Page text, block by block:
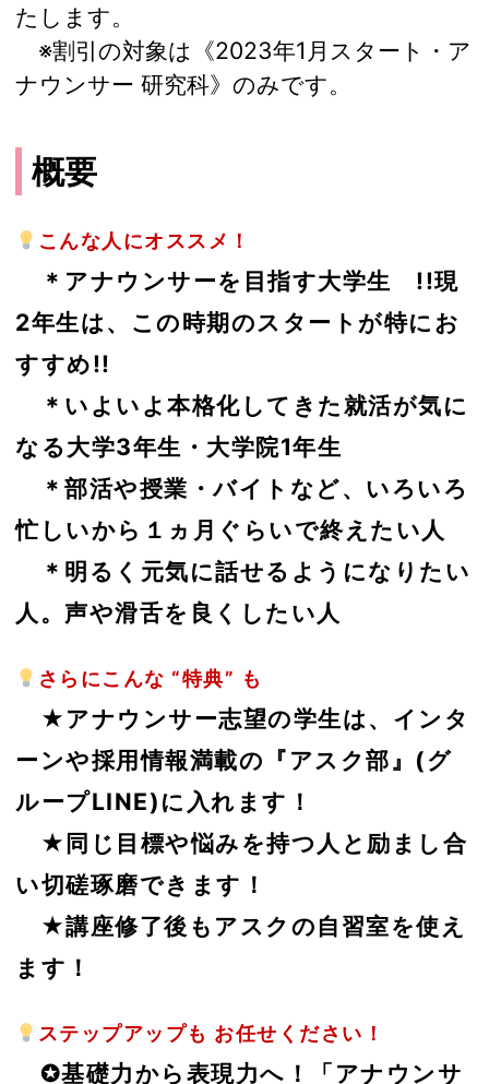
たします。
※割引の対象は《2023年1月スタート・ア
ナウンサー 研究科》のみです。
概要
こんな人にオススメ！
＊アナウンサーを目指す大学生 !!現
2年生は、この時期のスタートが特にお
すすめ!!
＊いよいよ本格化してきた就活が気に
なる大学3年生・大学院1年生
＊部活や授業・バイトなど、いろいろ
忙しいから１ヵ月ぐらいで終えたい人
＊明るく元気に話せるようになりたい
人。声や滑舌を良くしたい人
さらにこんな “特典” も
★アナウンサー志望の学生は、インタ
ーンや採用情報満載の『アスク部』(グ
ループLINE)に入れます！
★同じ目標や悩みを持つ人と励まし合
い切磋琢磨できます！
★講座修了後もアスクの自習室を使え
ます！
ステップアップも お任せください！
✪基礎力から表現力へ！「アナウンサ